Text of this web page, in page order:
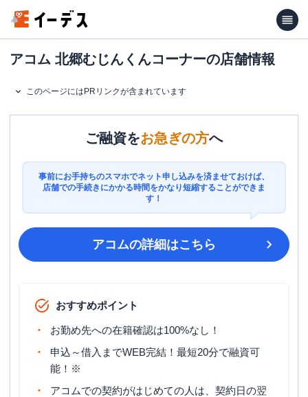
アコム 北郷むじんくんコーナーの店舗情報
このページにはPRリンクが含まれています
ご融資をお急ぎの方へ
事前にお手持ちのスマホでネット申し込みを済ませておけば、
店舗での手続きにかかる時間をかなり短縮することができま
す！
アコムの詳細はこちら
おすすめポイント
お勤め先への在籍確認は100%なし！
申込～借入までWEB完結！最短20分で融資可
能！※
アコムでの契約がはじめての人は、契約日の翌